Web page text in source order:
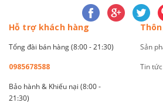
Hỗ trợ khách hàng
Tổng đài bán hàng (8:00 - 21:30)
0985678588
Bảo hành & Khiếu nại (8:00 -
21:30)
Sản
Tin tức